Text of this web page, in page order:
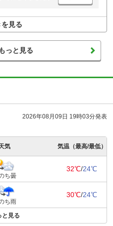
見る
っと見る
2026年08月09日 19時03分発表
気 気温（最高/最低）
ち曇
32℃/24℃
ち雨
30℃/24℃
と見る